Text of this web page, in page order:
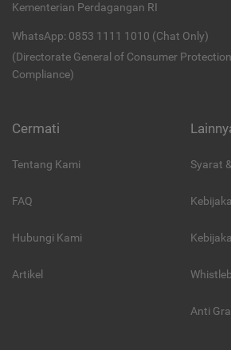
Kementerian Perdagangan RI
WhatsApp: 0853 1111 1010 (Chat Only)
(Directorate General of Consumer
Compliance)
Cermati
Tentang Kami
FAQ
Hubungi Kami
Artikel
Syarat
Anti